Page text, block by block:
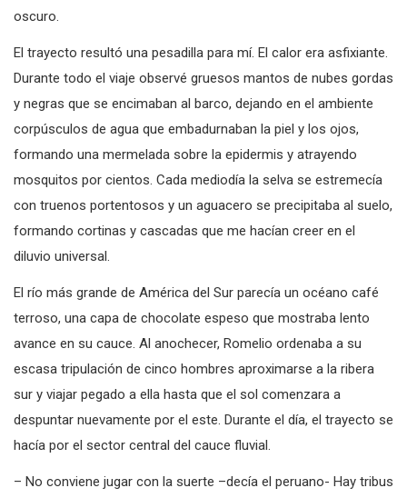
oscuro.
El trayecto resultó una pesadilla para mí. El calor era asfixiante.
Durante todo el viaje observé gruesos mantos de nubes gordas
y negras que se encimaban al barco, dejando en el ambiente
corpúsculos de agua que embadurnaban la piel y los ojos,
formando una mermelada sobre la epidermis y atrayendo
mosquitos por cientos. Cada mediodía la selva se estremecía
con truenos portentosos y un aguacero se precipitaba al suelo,
formando cortinas y cascadas que me hacían creer en el
diluvio universal.
El río más grande de América del Sur parecía un océano café
terroso, una capa de chocolate espeso que mostraba lento
avance en su cauce. Al anochecer, Romelio ordenaba a su
escasa tripulación de cinco hombres aproximarse a la ribera
sur y viajar pegado a ella hasta que el sol comenzara a
despuntar nuevamente por el este. Durante el día, el trayecto se
hacía por el sector central del cauce fluvial.
– No conviene jugar con la suerte –decía el peruano- Hay tribus